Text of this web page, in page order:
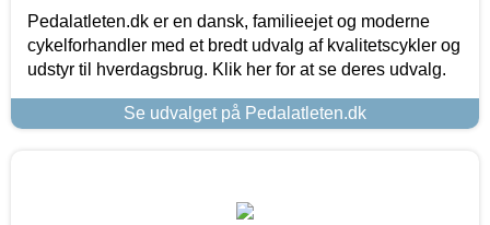
Pedalatleten.dk er en dansk, familieejet og moderne
cykelforhandler med et bredt udvalg af kvalitetscykler og
udstyr til hverdagsbrug. Klik her for at se deres udvalg.
Se udvalget på Pedalatleten.dk